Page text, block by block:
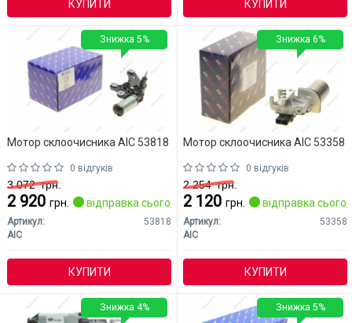
КУПИТИ КУПИТИ
Мотор склоочисника AIC 53818
0 відгуків
3 072грн.
2 920 грн. відправка сьогодні
Артикул:
53818
AIC
КУПИТИ
Знижка 5%
Мотор склоочисника AIC 53358
0 відгуків
2 254грн.
2 120 грн. відправка
Артикул:
53358
AIC
КУПИТИ
Знижка 6%
Знижка 4% Знижка 5%